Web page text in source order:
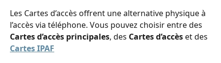
Les Cartes d’accès offrent une alternative physique à
l’accès via téléphone. Vous pouvez choisir entre des
Cartes d’accès principales, des Cartes d’accès et des
Cartes IPAF